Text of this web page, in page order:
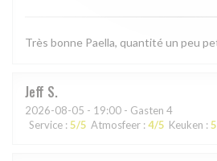
Très bonne Paella, quantité un peu
Jeff S
2026-08-05 - 19:00 - Gasten 4
Service : 5/5 Atmosfeer : 4/5 Keuken : 5